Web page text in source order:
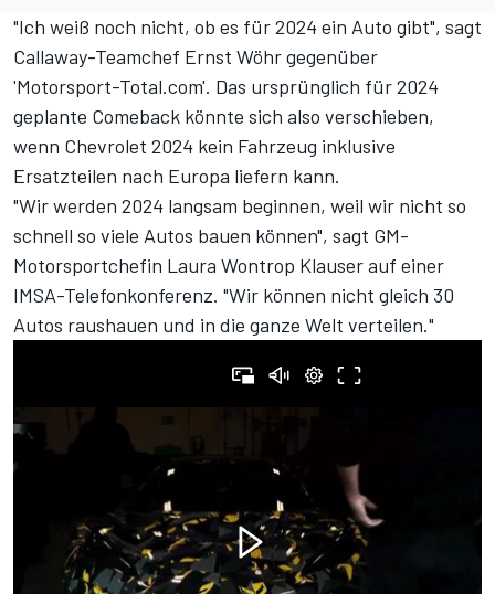
"Ich weiß noch nicht, ob es für 2024 ein Auto gibt", sagt
Callaway-Teamchef Ernst Wöhr gegenüber
'Motorsport-Total.com'. Das ursprünglich für 2024
geplante Comeback könnte sich also verschieben,
wenn Chevrolet 2024 kein Fahrzeug inklusive
Ersatzteilen nach Europa liefern kann.
"Wir werden 2024 langsam beginnen, weil wir nicht so
schnell so viele Autos bauen können", sagt GM-
Motorsportchefin Laura Wontrop Klauser auf einer
IMSA-Telefonkonferenz. "Wir können nicht gleich 30
Autos raushauen und in die ganze Welt verteilen."